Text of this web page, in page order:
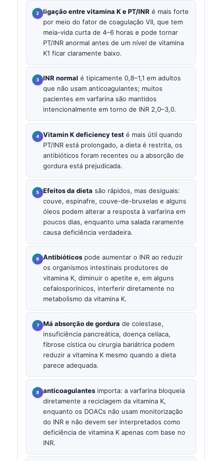
ligação entre vitamina K e PT/INR é mais forte
por meio do fator de coagulação VII, que tem
meia-vida curta de 4–6 horas e pode tornar
PT/INR anormal antes de um nível de vitamina
K1 ficar claramente baixo.
INR normal é tipicamente 0,8–1,1 em adultos
que não usam anticoagulantes; muitos
pacientes em varfarina são mantidos
intencionalmente em torno de INR 2,0–3,0.
Vitamin K deficiency test é mais útil quando
PT/INR está prolongado, a dieta é restrita, os
antibióticos foram recentes ou a absorção de
gordura está prejudicada.
Efeitos da dieta são rápidos, mas desiguais:
couve, espinafre, couve-de-bruxelas e alguns
óleos podem alterar a resposta à varfarina em
poucos dias, enquanto uma salada raramente
causa deficiência verdadeira.
Antibióticos pode aumentar o INR ao reduzir
os organismos intestinais produtores de
vitamina K, diminuir o apetite e, em alguns
cefalosporínicos, interferir diretamente no
metabolismo da vitamina K.
Má absorção de gordura de colestase,
insuficiência pancreática, doença celíaca,
fibrose cística ou cirurgia bariátrica podem
reduzir a vitamina K mesmo quando a dieta
parece adequada.
anticoagulantes importa: a varfarina bloqueia
diretamente a reciclagem da vitamina K,
enquanto os DOACs não usam monitorização
do INR e não devem ser interpretados como
deficiência de vitamina K apenas com base no
INR.